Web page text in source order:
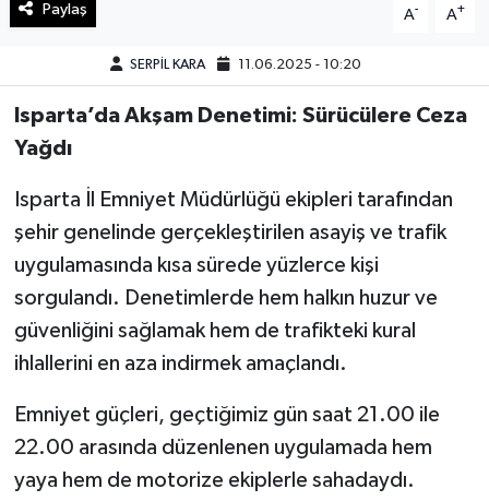
Paylaş A- A+
SERPİL KARA 11.06.2025 - 10:20
Isparta’da Akşam Denetimi: Sürücülere Ceza
Yağdı
Isparta İl Emniyet Müdürlüğü ekipleri tarafından
şehir genelinde gerçekleştirilen asayiş ve trafik
uygulamasında kısa sürede yüzlerce kişi
sorgulandı. Denetimlerde hem halkın huzur ve
güvenliğini sağlamak hem de trafikteki kural
ihlallerini en aza indirmek amaçlandı.
Emniyet güçleri, geçtiğimiz gün saat 21.00 ile
22.00 arasında düzenlenen uygulamada hem
yaya hem de motorize ekiplerle sahadaydı.
Spor
SürManşet
Teknoloji
KAHRAMANMARAŞ